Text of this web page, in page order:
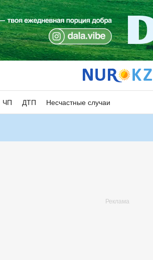
ЧП ДТП Несчастные случаи